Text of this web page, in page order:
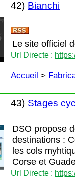
42) Bianchi
Le site officiel
Url Directe :
Accueil >
43) Stages
DSO propose
destinations :
les cols
Corse et
Url Directe :